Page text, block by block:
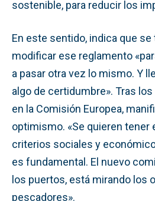
sostenible, para reducir los
En este sentido, indica que se
modificar ese reglamento
a pasar otra vez lo mismo. Y
algo de certidumbre». Tras
en la Comisión Europea,
optimismo. «Se quieren tener
criterios sociales y
es fundamental. El nuevo
los puertos, está mirando los
pescadores».